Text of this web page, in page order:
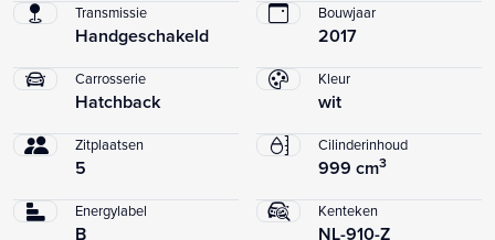
Transmissie
Handgeschakeld
Bouwjaar
2017
Carrosserie
Hatchback
Kleur
wit
Zitplaatsen
5
Cilinderinhoud
999 cm3
Energylabel
B
Kenteken
NL-910-Z